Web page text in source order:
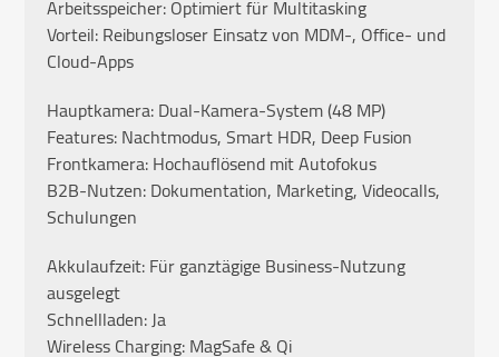
Arbeitsspeicher: Optimiert für Multitasking
Vorteil: Reibungsloser Einsatz von MDM-, Office- und
Cloud-Apps
Hauptkamera: Dual-Kamera-System (48 MP)
Features: Nachtmodus, Smart HDR, Deep Fusion
Frontkamera: Hochauflösend mit Autofokus
B2B-Nutzen: Dokumentation, Marketing, Videocalls,
Schulungen
Akkulaufzeit: Für ganztägige Business-Nutzung
ausgelegt
Schnellladen: Ja
Wireless Charging: MagSafe & Qi